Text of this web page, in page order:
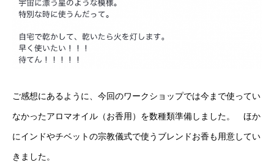
ご感想にあるように、今回のワークショップでは今まで使ってい
なかったアロマオイル（お香用）を数種類準備しました。 ほか
にインドやチベットの宗教儀式で使うブレンドお香も用意してい
きました。